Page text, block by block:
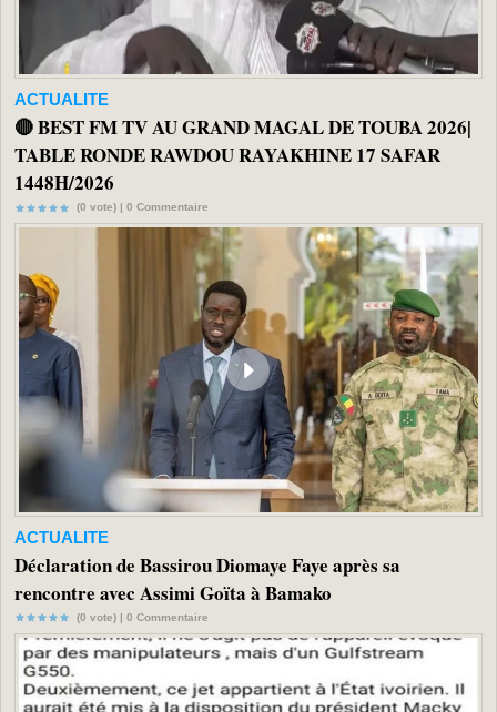
ACTUALITE
🔴 BEST FM TV AU GRAND MAGAL DE TOUBA 2026|
TABLE RONDE RAWDOU RAYAKHINE 17 SAFAR
1448H/2026
(0 vote) | 0 Commentaire
ACTUALITE
Déclaration de Bassirou Diomaye Faye après sa
rencontre avec Assimi Goïta à Bamako
(0 vote) | 0 Commentaire